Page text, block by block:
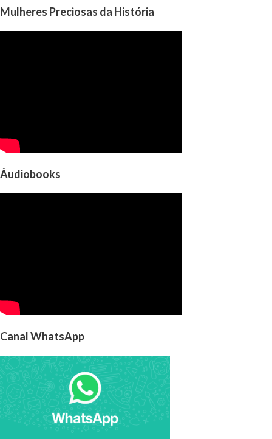
Mulheres Preciosas da História
Áudiobooks
Canal WhatsApp